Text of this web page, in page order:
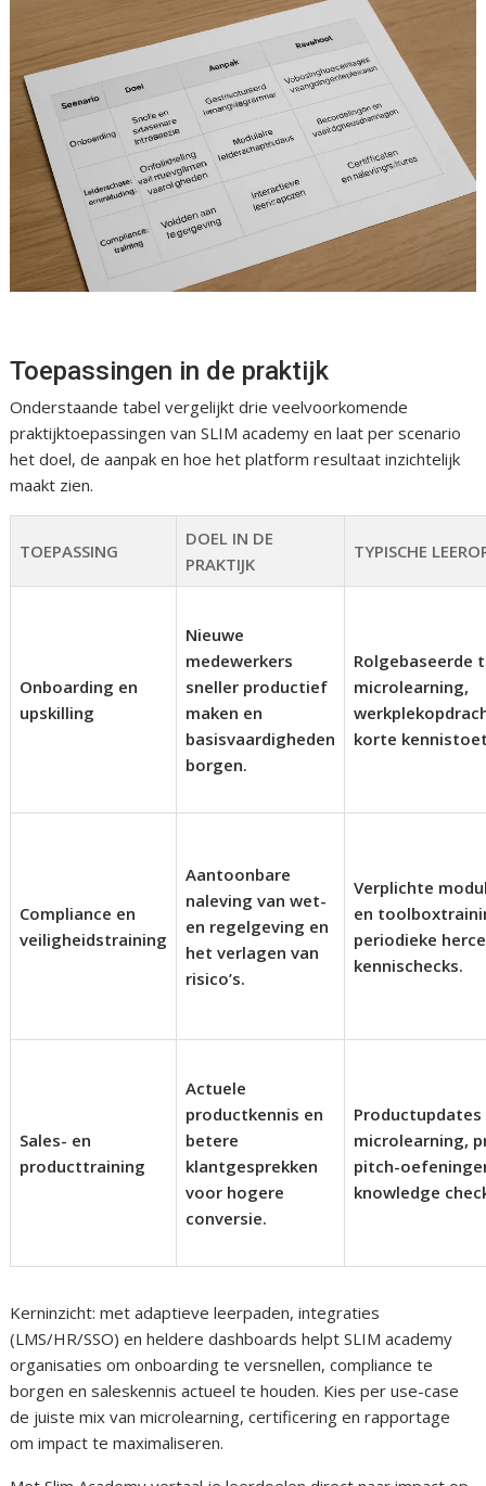
Toepassingen in de praktijk
Onderstaande tabel vergelijkt drie veelvoorkomende
praktijktoepassingen van SLIM academy en laat per scenario
het doel, de aanpak en hoe het platform resultaat inzichtelijk
maakt zien.
TOEPASSING
DOEL IN DE
PRAKTIJK
TYPISCHE
Onboarding en
upskilling
Nieuwe
medewerkers
sneller productief
maken en
basisvaardigheden
borgen.
Rolgebaseerde
microlearning,
korte
Compliance en
veiligheidstraining
Aantoonbare
naleving van wet-
en regelgeving en
het verlagen van
risico’s.
Verplichte
en
periodieke
kennischecks.
Sales- en
producttraining
Actuele
productkennis en
betere
klantgesprekken
voor hogere
conversie.
Productupdates
microlearning,
pitch-
knowledge
Kerninzicht: met adaptieve leerpaden, integraties
(LMS/HR/SSO) en heldere dashboards helpt SLIM academy
organisaties om onboarding te versnellen, compliance te
borgen en saleskennis actueel te houden. Kies per use-case
de juiste mix van microlearning, certificering en rapportage
om impact te maximaliseren.